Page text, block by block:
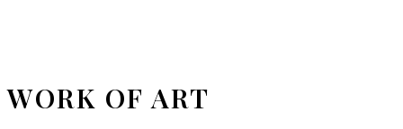
WORK OF ART